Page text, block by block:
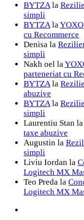
BYTZAla
simpli
BYTZAla
cu Recommerce
Denisa la
simpli
Nakh oel la
parteneriat cu
BYTZAla
abuzive
BYTZAla
simpli
Laurentiu Stan la
taxe abuzive
Augustin la
simpli
Liviu Iordan la
Logitech MX
Teo Preda la
Logitech MX